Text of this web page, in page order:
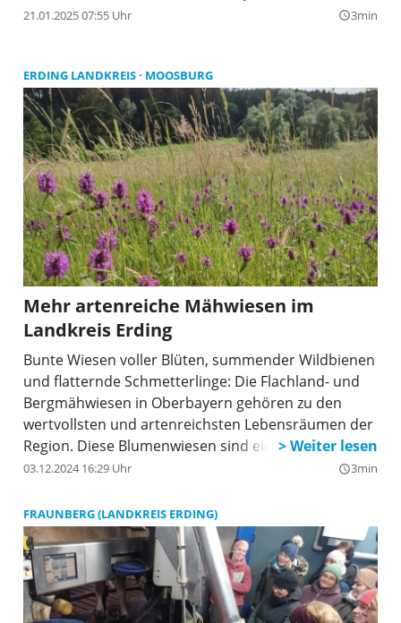
Landwirtschaftsschule Erding und der Realschule
Landwirtschaft praxisnah zu erleben.
21.01.2025 07:55 Uhr query_builder3min
ERDING LANDKREIS MOOSBURG
Mehr artenreiche Mähwiesen im
Landkreis Erding
Bunte Wiesen voller Blüten, summender Wildbienen
und flatternde Schmetterlinge: Die Flachland- und
Bergmähwiesen in Oberbayern gehören zu den
wertvollsten und artenreichsten Lebensräumen der
Region. Diese Blumenwiesen sind einst durch
traditionelle Landwirtschaft mit schonender
intensive Nutzung stark bedroht.
03.12.2024 16:29 Uhr query_builder3min
FRAUNBERG (LANDKREIS ERDING)